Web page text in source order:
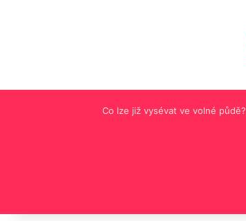
Co lze již vysévat ve volné půdě?